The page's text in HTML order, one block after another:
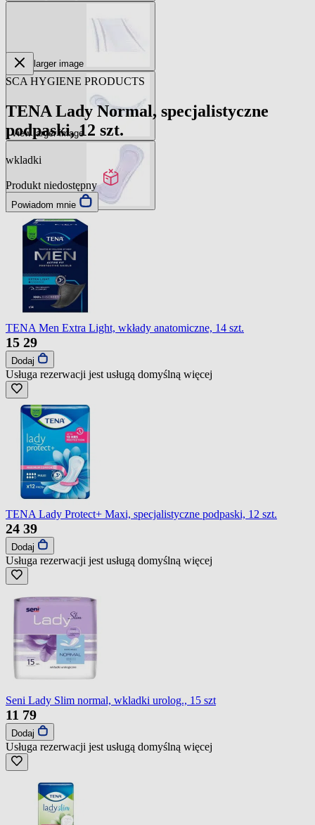
View larger image
View larger image
View larger image
SCA HYGIENE PRODUCTS
TENA Lady Normal, specjalistyczne
podpaski, 12 szt.
wkladki
Produkt niedostępny
Powiadom mnie
TENA Men Extra Light, wkłady anatomiczne, 14 szt.
15 29
Dodaj
Usługa rezerwacji jest usługą domyślną więcej
TENA Lady Protect+ Maxi, specjalistyczne podpaski, 12 szt.
24 39
Dodaj
Usługa rezerwacji jest usługą domyślną więcej
Seni Lady Slim normal, wkladki urolog., 15 szt
11 79
Dodaj
Usługa rezerwacji jest usługą domyślną więcej